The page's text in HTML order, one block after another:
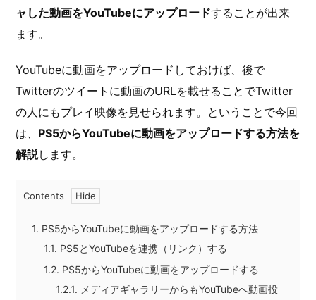
ャした動画をYouTubeにアップロードすることが出来
ます。
YouTubeに動画をアップロードしておけば、後で
Twitterのツイートに動画のURLを載せることでTwitter
の人にもプレイ映像を見せられます。ということで今回
は、 PS5からYouTubeに動画をアップロードする方法を
解説します。
Contents
1. PS5からYouTubeに動画をアップロードする方法
1.1. PS5とYouTubeを連携（リンク）する
1.2. PS5からYouTubeに動画をアップロードする
1.2.1. メディアギャラリーからもYouTubeへ動画投